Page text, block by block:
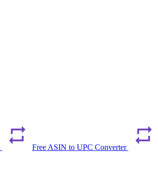
Free ASIN to UPC Converter